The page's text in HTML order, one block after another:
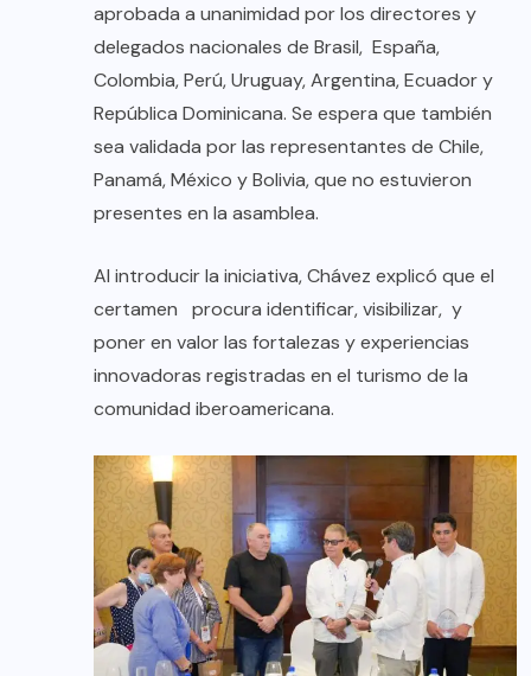
aprobada a unanimidad por los directores y
delegados nacionales de Brasil, España,
Colombia, Perú, Uruguay, Argentina, Ecuador y
República Dominicana. Se espera que también
sea validada por las representantes de Chile,
Panamá, México y Bolivia, que no estuvieron
presentes en la asamblea.
Al introducir la iniciativa, Chávez explicó que el
certamen procura identificar, visibilizar, y
poner en valor las fortalezas y experiencias
innovadoras registradas en el turismo de la
comunidad iberoamericana.